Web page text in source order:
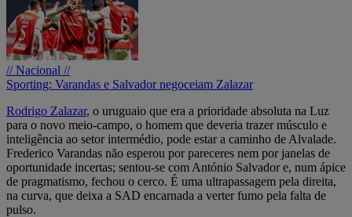
// Nacional //
Sporting: Varandas e Salvador negoceiam Zalazar
Rodrigo Zalazar, o uruguaio que era a prioridade absoluta na Luz
para o novo meio-campo, o homem que deveria trazer músculo e
inteligência ao setor intermédio, pode estar a caminho de Alvalade.
Frederico Varandas não esperou por pareceres nem por janelas de
oportunidade incertas; sentou-se com António Salvador e, num ápice
de pragmatismo, fechou o cerco. É uma ultrapassagem pela direita,
na curva, que deixa a SAD encarnada a verter fumo pela falta de
pulso.